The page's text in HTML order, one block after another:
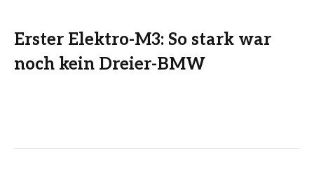
Erster Elektro-M3: So stark war
noch kein Dreier-BMW